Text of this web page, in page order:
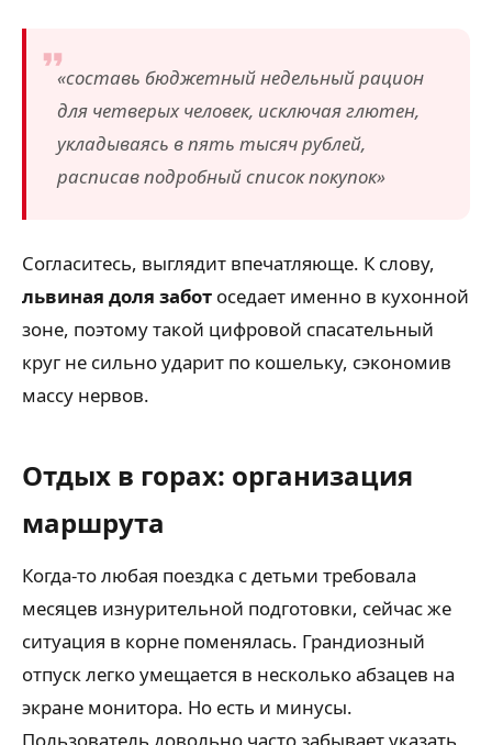
«составь бюджетный недельный рацион
для четверых человек, исключая глютен,
укладываясь в пять тысяч рублей,
расписав подробный список покупок»
Согласитесь, выглядит впечатляюще. К слову,
львиная доля забот оседает именно в кухонной
зоне, поэтому такой цифровой спасательный
круг не сильно ударит по кошельку, сэкономив
массу нервов.
Отдых в горах: организация
маршрута
Когда-то любая поездка с детьми требовала
месяцев изнурительной подготовки, сейчас же
ситуация в корне поменялась. Грандиозный
отпуск легко умещается в несколько абзацев на
экране монитора. Но есть и минусы.